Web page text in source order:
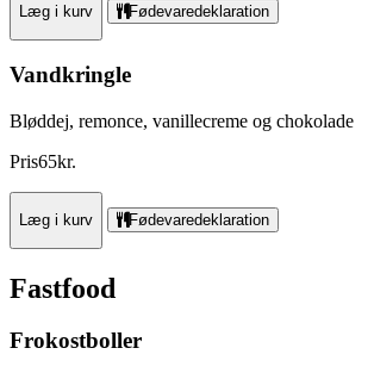
Læg i kurv Fødevaredeklaration
Vandkringle
Bløddej, remonce, vanillecreme og chokolade
Pris65kr.
Læg i kurv Fødevaredeklaration
Fastfood
Frokostboller